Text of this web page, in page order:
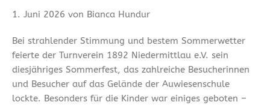
1. Juni 2026 von Bianca Hundur
Bei strahlender Stimmung und bestem Sommerwetter
feierte der Turnverein 1892 Niedermittlau e.V. sein
diesjähriges Sommerfest, das zahlreiche Besucherinnen
und Besucher auf das Gelände der Auwiesenschule
lockte. Besonders für die Kinder war einiges geboten –